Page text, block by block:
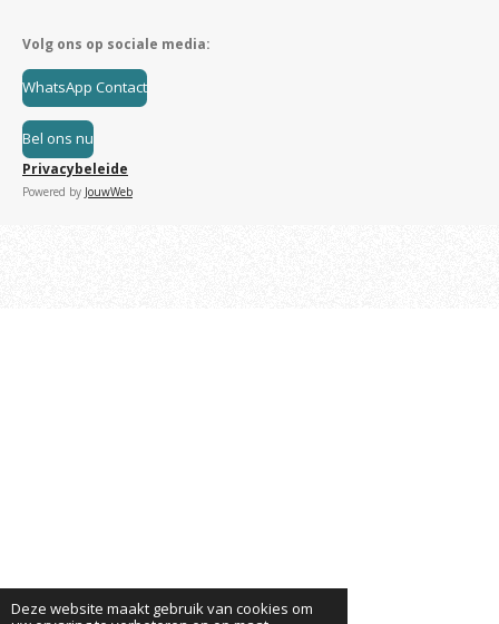
Deze website maakt gebruik van cookies om
Volg ons op sociale media:
WhatsApp Contact
Bel ons nu
Privacybeleide
Powered by JouwWeb